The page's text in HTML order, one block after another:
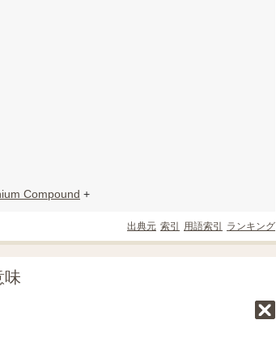
Compound +
出典元 索引 用語索引 ランキング